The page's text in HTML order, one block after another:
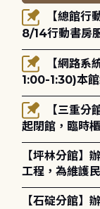
8/14行動書房
1:00-1:30)本
網路升級更新
起閉館，臨時
造成不便，敬
【坪林分館】
工程，為維護
【石碇分館】